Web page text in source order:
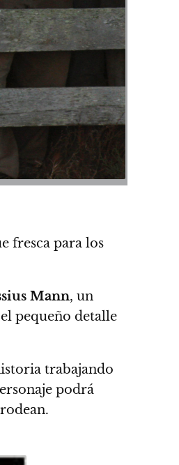
fresca para los
Mann, un
pequeño detalle
trabajando
podrá